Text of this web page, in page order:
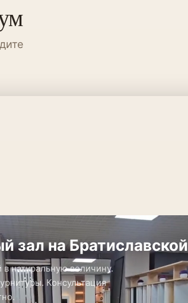
зал на Братиславской
натуральную величину.
Консультация